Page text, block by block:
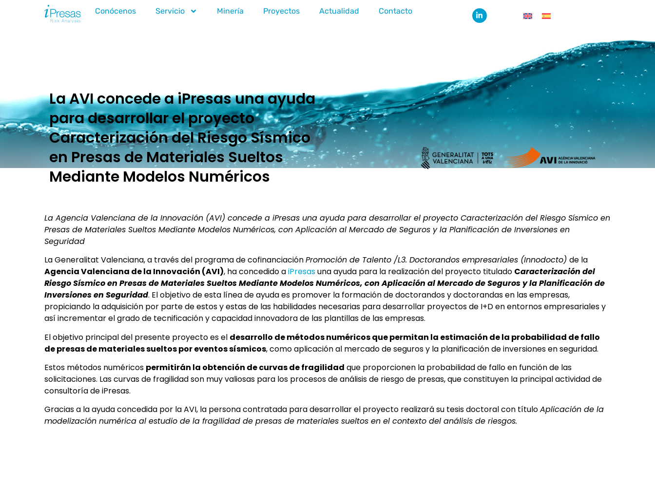
Conócenos Servicio Minería Proyectos Actualidad Contacto
La AVI concede a iPresas una ayuda
para desarrollar el proyecto
Caracterización del Riesgo Sísmico
en Presas de Materiales Sueltos
Mediante Modelos Numéricos
La Agencia Valenciana de la Innovación (AVI) concede a iPresas una ayuda para desarrollar el proyecto Caracterización del Riesgo Sísmico en
Presas de Materiales Sueltos Mediante Modelos Numéricos, con Aplicación al Mercado de Seguros y la Planificación de Inversiones en
Seguridad
La Generalitat Valenciana, a través del programa de cofinanciaciónPromoción de Talento /L3. Doctorandos empresariales (Innodocto) de la
Agencia Valenciana de la Innovación (AVI), ha concedido aiPresasuna ayuda para la realización del proyecto titulado Caracterización del
Riesgo Sísmico en Presas de Materiales Sueltos Mediante Modelos Numéricos, con Aplicación al Mercado de Seguros y la Planificación de
Inversiones en Seguridad. El objetivo de esta línea de ayuda es promover la formación de doctorandos y doctorandas en las empresas,
propiciando la adquisición por parte de estos y estas de las habilidades necesarias para desarrollar proyectos de I+D en entornos empresariales y
así incrementar el grado de tecnificación y capacidad innovadora de las plantillas de las empresas.
El objetivo principal del presente proyecto es el desarrollo de métodos numéricos que permitan la estimación de la probabilidad de fallo
de presas de materiales sueltos por eventos sísmicos, como aplicación al mercado de seguros y la planificación de inversiones en seguridad.
Estos métodos numéricos permitirán la obtención de curvas de fragilidad que proporcionen la probabilidad de fallo en función de las
solicitaciones. Las curvas de fragilidad son muy valiosas para los procesos de análisis de riesgo de presas, que constituyen la principal actividad de
consultoría de iPresas.
Gracias a la ayuda concedida por la AVI, la persona contratada para desarrollar el proyecto realizará su tesis doctoral con títuloAplicación de la
modelización numérica al estudio de la fragilidad de presas de materiales sueltos en el contexto del análisis de riesgos.